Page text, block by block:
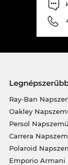
Ray-Ban
Oakley
Persol
Carrera
Polaroid
Emporio Armani